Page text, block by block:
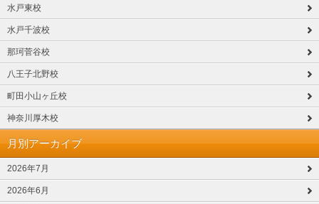
水戸東校
水戸千波校
那珂菅谷校
八王子北野校
町田小山ヶ丘校
神奈川厚木校
月別アーカイブ
2026年7月
2026年6月